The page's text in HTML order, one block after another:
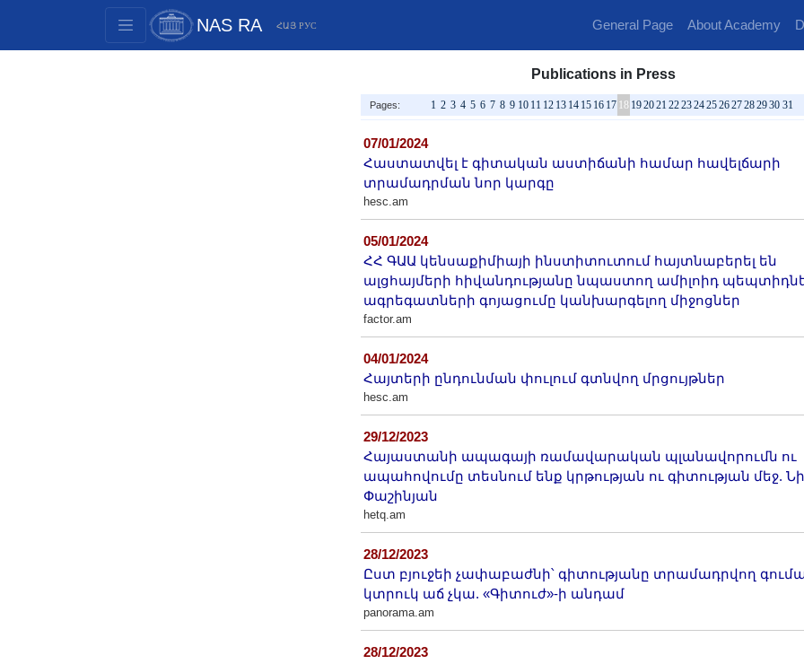
NAS RA ՀԱՅ РУС General Page About Academy
Publications in Press
Pages: 1 2 3 4 5 6 7 8 9 10 11 12 13 14 15 16 17 18 192021 222324252627282930 31
07/01/2024
Հաստատվել է գիտական աստիճանի համար հավելճարի
տրամադրման նոր կարգը
hesc.am
05/01/2024
ՀՀ ԳԱԱ կենսաքիմիայի ինստիտուտում հայտնաբերել են
ալցհայմերի հիվանդությանը նպաստող ամիլոիդ
ագրեգատների գոյացումը կանխարգելող միջոցներ
factor.am
04/01/2024
Հայտերի ընդունման փուլում գտնվող մրցույթներ
hesc.am
29/12/2023
Հայաստանի ապագայի ռամավարական պլանավորումն ու
ապահովումը տեսնում ենք կրթության ու գիտության մեջ.
Փաշինյան
hetq.am
28/12/2023
Ըստ բյուջեի չափաբաժնի՝ գիտությանը տրամադրվող
կտրուկ աճ չկա. «Գիտուժ»-ի անդամ
panorama.am
28/12/2023